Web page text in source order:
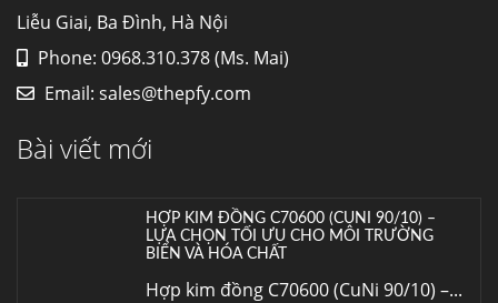
Liễu Giai, Ba Đình, Hà Nội
Phone: 0968.310.378 (Ms. Mai)
Email: sales@thepfy.com
Bài viết mới
nhiệt,...
Mua inox ở đâu chất lượng giá tốt? Gọi ngay
Inox (thép không gỉ) là một trong...
HỢP KIM ĐỒNG C70600 (CUNI 90/10) –
LỰA CHỌN TỐI ƯU CHO MÔI TRƯỜNG
BIỂN VÀ HÓA CHẤT
Hợp kim đồng C70600 (CuNi 90/10) –...